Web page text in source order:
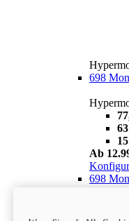
698
Ab
698